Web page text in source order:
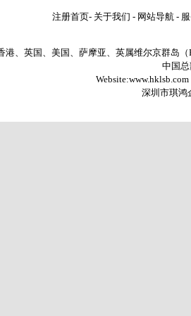
注册首页- 关于我们 - 网站导航 -
港、英国、美国、萨摩亚、英属维尔京群岛
中国
深圳市琪鸿